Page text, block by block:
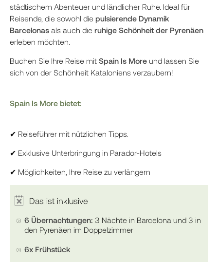
städtischem Abenteuer und ländlicher Ruhe. Ideal für
Reisende, die sowohl die pulsierende Dynamik
Barcelonas als auch die ruhige Schönheit der Pyrenäen
erleben möchten.
Buchen Sie Ihre Reise mit Spain Is More und lassen Sie
sich von der Schönheit Kataloniens verzaubern!
Spain Is More bietet:
✔ Reiseführer mit nützlichen Tipps.
✔ Exklusive Unterbringung in Parador-Hotels
✔ Möglichkeiten, Ihre Reise zu verlängern
Das ist inklusive
6 Übernachtungen: 3 Nächte in Barcelona und 3 in
den Pyrenäen im Doppelzimmer
6x Frühstück